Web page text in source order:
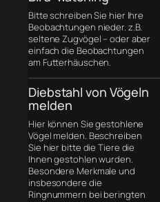
Bitte schreiben Sie hier Ihre
Beobachtungen nieder. z.B.
seltene Zugvögel – oder aber
einfach die Beobachtungen
am Futterhäuschen.
Diebstahl von Vögeln
melden
Hier können Sie gestohlene
Vögel melden. Beschreiben
Sie hier bitte die Tiere die
Ihnen gestohlen wurden.
Besondere Merkmale und
insbesondere die
Ringnummern bei beringten